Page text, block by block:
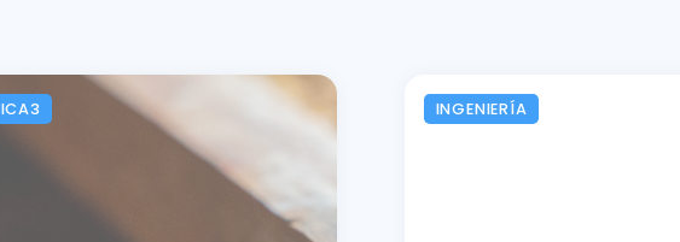
ICA3 INGENIERÍA